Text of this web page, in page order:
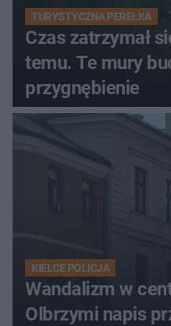
TURYSTYCZNA PEREŁKA
Czas zatrzymał
temu. Te mury
przygnębienie
KIELCE POLICJA
Wandalizm w
Olbrzymi napis